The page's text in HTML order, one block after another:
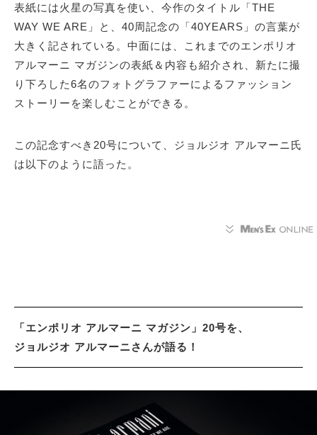
表紙には火星の写真を使い、今作のタイトル「THE
WAY WE ARE」と、40周記念の「40YEARS」の言葉が
大きく記されている。中面には、これまでのエンポリオ
アルマーニ マガジンの表紙＆内容も紹介され、新たに撮
り下ろした6名のフォトグラファーによるファッション
ストーリーを楽しむことができる。
この記念すべき20号について、ジョルジオ アルマーニ氏
は以下のように語った。
「エンポリオ アルマーニ マガジン」20号を、
ジョルジオ アルマーニさんが語る！